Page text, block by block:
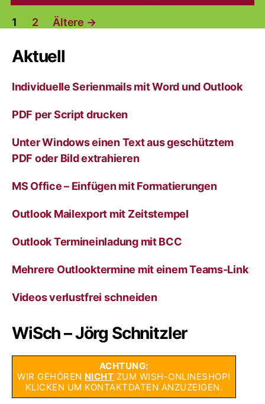
Seitennummerierung
Beiträge
1 2 Ältere →
Aktuell
Individuelle Serienmails mit Word und Outlook
PDF per Script drucken
Unter Windows einen Text aus geschütztem
PDF oder Bild extrahieren
MS Office – Einfügen mit Formatierungen
Outlook Mailexport mit Zeitstempel
Outlook Termineinladung mit BCC
Mehrere Outlooktermine mit einem Teams-Link
Videos verlustfrei schneiden
WiSch – Jörg Schnitzler
ACHTUNG:
WIR GEHÖREN NICHT ZUM WISH-ONLINESHOP!
KLICKEN UM KONTAKTDATEN ANZUZEIGEN.